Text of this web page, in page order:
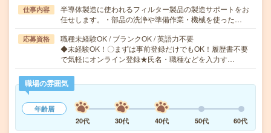
仕事内容
半導体製造に使われるフィルター製品の製造サポートをお
任せします。・部品の洗浄や準備作業・機械を使った…
応募資格
職種未経験OK / ブランクOK / 英語力不要
◆未経験OK！〇まずは事前登録だけでもOK！履歴書不要
で気軽にオンライン登録★氏名・職種などを入力す…
職場の雰囲気
年齢層
20代
30代 40代 50代 60代